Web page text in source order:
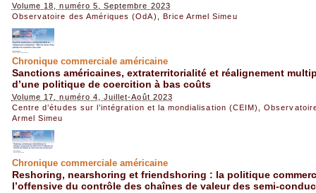
Volume 18, numéro 5, Septembre 2023
Observatoire des Amériques (OdA)
Brice Armel Simeu
Chronique commerciale américaine
Sanctions américaines, extraterritorialité et réalignement
d’une politique de coercition à bas coûts
Volume 17, numéro 4, Juillet-Août 2023
Centre d’études sur l’intégration et la mondialisation (CEIM)
,
Armel Simeu
Chronique commerciale américaine
Reshoring, nearshoring et friendshoring : la politique
l’offensive du contrôle des chaînes de valeur des semi-